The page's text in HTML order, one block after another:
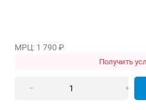
МРЦ: 1 790 ₽
Получить
– +